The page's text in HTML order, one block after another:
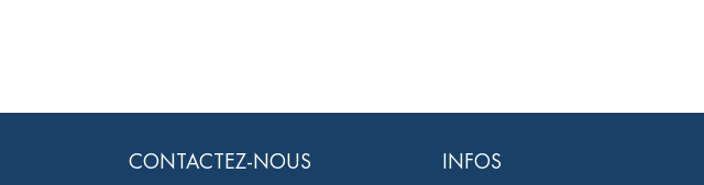
CONTACTEZ-NOUS INFOS